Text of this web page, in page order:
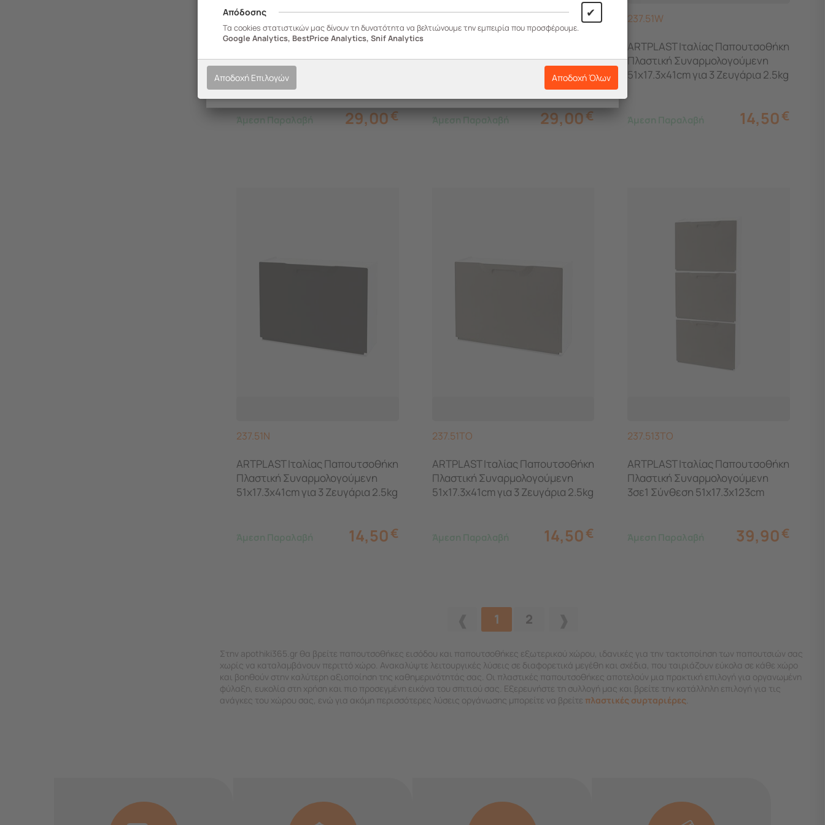
237.512B
ARTPLAST Ιταλίας Παπουτσοθήκη
Πλαστική Συναρμολογούμενη
2σε1 Σύνθεση 51x17.3x82cm
UNIKA Μπλέ
Άμεση Παραλαβή 29,00€
Πλαστική Συναρμολογούμενη
2σε1 Σύνθεση 51x17.3x82cm
Άμεση Παραλαβή 29,00€
237.51W
ARTPLAST Ιταλίας Παπουτσοθήκη
Πλαστική Συναρμολογούμενη
51x17.3x41cm για 3 Ζευγάρια 2.5kg
Άμεση Παραλαβή 14,50€
237.51N
ARTPLAST Ιταλίας Παπουτσοθήκη
Πλαστική Συναρμολογούμενη
51x17.3x41cm για 3 Ζευγάρια 2.5kg
Άμεση Παραλαβή 14,50€
237.51TO
ARTPLAST Ιταλίας Παπουτσοθήκη
Πλαστική Συναρμολογούμενη
51x17.3x41cm για 3 Ζευγάρια 2.5kg
Άμεση Παραλαβή 14,50€
237.513TO
ARTPLAST Ιταλίας Παπουτσοθήκη
Πλαστική Συναρμολογούμενη
3σε1 Σύνθεση 51x17.3x123cm
Άμεση Παραλαβή 39,90€
1 2
Στην apothiki365.gr θα βρείτε παπουτσοθήκες εισόδου και παπουτσοθήκες εξωτερικού χώρου, ιδανικές για την τακτοποίηση των παπουτσιών σας
χωρίς να καταλαμβάνουν περιττό χώρο. Ανακαλύψτε λειτουργικές λύσεις σε διαφορετικά μεγέθη και σχέδια, που ταιριάζουν εύκολα σε κάθε χώρο
και βοηθούν στην καλύτερη αξιοποίηση της καθημερινότητάς σας. Οι πλαστικές παπουτσοθήκες αποτελούν μια πρακτική επιλογή για οργανωμένη
φύλαξη, ευκολία στη χρήση και πιο προσεγμένη εικόνα του σπιτιού σας. Εξερευνήστε τη συλλογή μας και βρείτε την κατάλληλη επιλογή για τις
ανάγκες του χώρου σας, ενώ για ακόμη περισσότερες λύσεις οργάνωσης μπορείτε να βρείτε πλαστικές συρταριέρες
Απόδοσης ✔
Τα cookies στατιστικών μας δίνουν τη δυνατότητα να βελτιώνουμε την εμπειρία που προσφέρουμε.
Google Analytics, BestPrice Analytics, Snif Analytics
Αποδοχή Επιλογών Αποδοχή Όλων